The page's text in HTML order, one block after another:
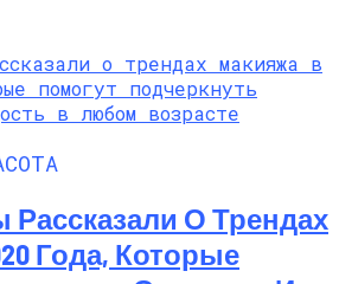
Рассказали О Трендах
Года, Которые